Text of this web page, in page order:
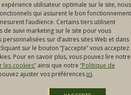
utilisateur optimale sur le site, nous
qui assurent le bon fonctionnement
l’audience. Certains tiers utilisent
de suivi marketing sur le site pour vous
sur d’autres sites Web et dans
sur le bouton “J’accepte” vous acceptez
Pour en savoir plus, vous pouvez lire notre
les cookies” ainsi que notre “Politique de
ajuster vos préférences ici.